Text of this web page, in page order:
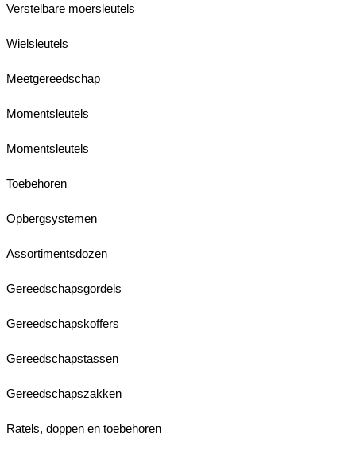
Verstelbare moersleutels
Wielsleutels
Meetgereedschap
Momentsleutels
Momentsleutels
Toebehoren
Opbergsystemen
Assortimentsdozen
Gereedschapsgordels
Gereedschapskoffers
Gereedschapstassen
Gereedschapszakken
Ratels, doppen en toebehoren